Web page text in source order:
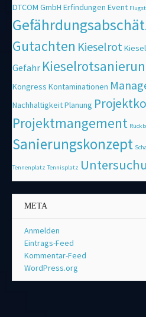
DTCOM GmbH Erfindungen Event
Gutachten Kieselrot
Gefahr
Kongress Kontaminationen
NachhaltigkeitPlanung
Projektmangement
Sanierungskonzept
Tennenplatz Tennisplatz
META
Anmelden
Eintrags-Feed
Kommentar-Feed
WordPress.org